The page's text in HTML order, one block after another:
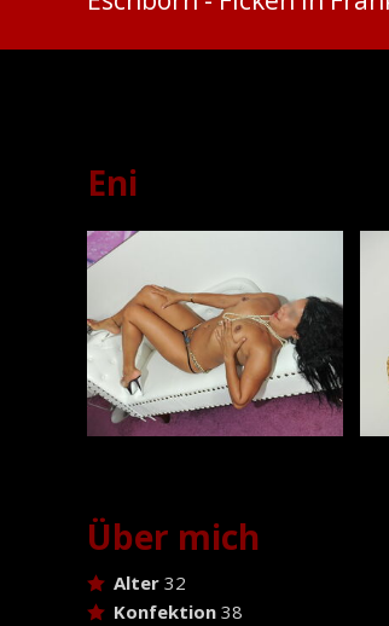
Eni
Über mich
Alter 32
Konfektion 38